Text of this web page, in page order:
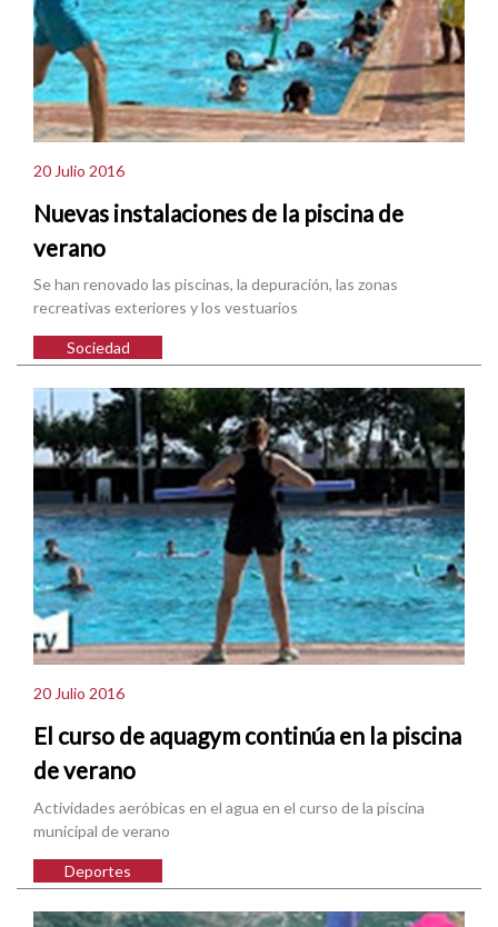
20 Julio 2016
Nuevas instalaciones de la piscina de
verano
Se han renovado las piscinas, la depuración, las zonas
recreativas exteriores y los vestuarios
Sociedad
20 Julio 2016
El curso de aquagym continúa en la piscina
de verano
Actividades aeróbicas en el agua en el curso de la piscina
municipal de verano
Deportes